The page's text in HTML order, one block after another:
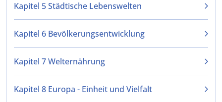
Kapitel 5 Städtische Lebenswelten
Kapitel 6 Bevölkerungsentwicklung
Kapitel 7 Welternährung
Kapitel 8 Europa - Einheit und Vielfalt